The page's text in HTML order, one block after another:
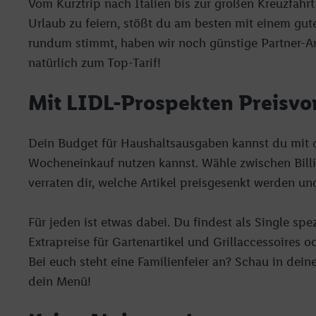
Vom Kurztrip nach Italien bis zur großen
Urlaub zu feiern, stößt du am besten mit einem
rundum stimmt, haben wir noch günstige Partner-
natürlich zum Top-Tarif!
Mit LIDL-Prospekten
Dein Budget für Haushaltsausgaben kannst du
Wocheneinkauf nutzen kannst. Wähle zwischen
verraten dir, welche Artikel preisgesenkt werden
Für jeden ist etwas dabei. Du findest als Single
Extrapreise für Gartenartikel und Grillaccessoires
Bei euch steht eine Familienfeier an? Schau in
dein Menü!
Adresse in
Zudem erlauben Sie
den Lidl-Diensten
verwenden, um Sie
Insbesondere können
Nutzung der Utiq-
widerrufen - jederzeit
Telekommunikations-
Durch einen Klick auf
„Zustimmen“
genannten Partner zu.
jederzeit mit Wirkung